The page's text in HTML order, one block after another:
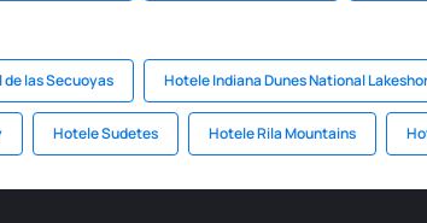
las Secuoyas Hotele Indiana Dunes National
Hotele Sudetes Hotele Rila Mountains